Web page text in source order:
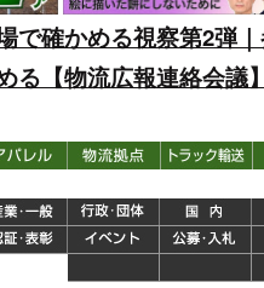
で確かめる視察第2弾
る【物流広報連絡会議